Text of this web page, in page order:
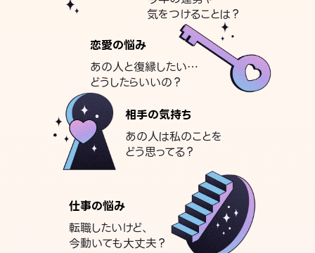
気をつけることは？
恋愛の悩み
あの人と復縁したい…
どうしたらいいの？
相手の気持ち
あの人は私のことを
どう思ってる？
仕事の悩み
転職したいけど、
今動いても大丈夫？